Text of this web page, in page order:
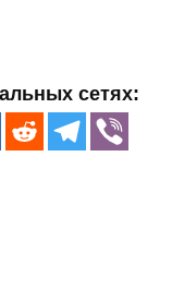
сетях: